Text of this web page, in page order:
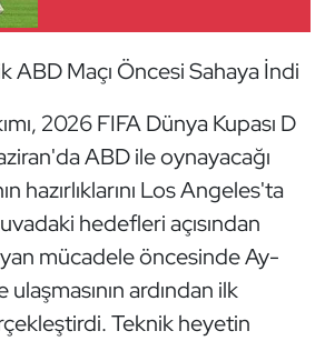
ABD Maçı Öncesi Sahaya İndi
2026 FIFA Dünya Kupası D
ABD ile oynayacağı
hazırlıklarını Los Angeles'ta
hedefleri açısından
mücadele öncesinde Ay-
ulaşmasının ardından ilk
Teknik heyetin